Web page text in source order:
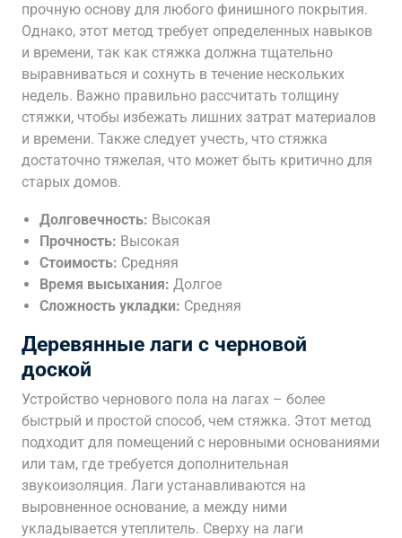
прочную основу для любого финишного покрытия.
Однако, этот метод требует определенных навыков
и времени, так как стяжка должна тщательно
выравниваться и сохнуть в течение нескольких
недель. Важно правильно рассчитать толщину
стяжки, чтобы избежать лишних затрат материалов
и времени. Также следует учесть, что стяжка
достаточно тяжелая, что может быть критично для
старых домов.
Долговечность: Высокая
Прочность: Высокая
Стоимость: Средняя
Время высыхания: Долгое
Сложность укладки: Средняя
Деревянные лаги с черновой
доской
Устройство чернового пола на лагах – более
быстрый и простой способ, чем стяжка. Этот метод
подходит для помещений с неровными основаниями
или там, где требуется дополнительная
звукоизоляция. Лаги устанавливаются на
выровненное основание, а между ними
укладывается утеплитель. Сверху на лаги